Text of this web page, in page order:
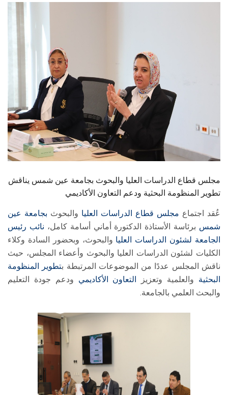
الطلاب
هيئة التدريس
الدراسات العليا
الموظفون
الزائـرون
مجلس قطاع الدراسات العليا والبحوث بجامعة عين شمس يناقش
تطوير المنظومة البحثية ودعم التعاون الأكاديمي
عُقد اجتماع مجلس قطاع الدراسات العليا والبحوث بجامعة عين
شمس برئاسة الأستاذة الدكتورة أماني أسامة كامل، نائب رئيس
الجامعة لشئون الدراسات العليا والبحوث، وبحضور السادة وكلاء
الكليات لشئون الدراسات العليا والبحوث وأعضاء المجلس، حيث
ناقش المجلس عددًا من الموضوعات المرتبطة بتطوير المنظومة
البحثية والعلمية وتعزيز التعاون الأكاديمي ودعم جودة التعليم
والبحث العلمي بالجامعة.